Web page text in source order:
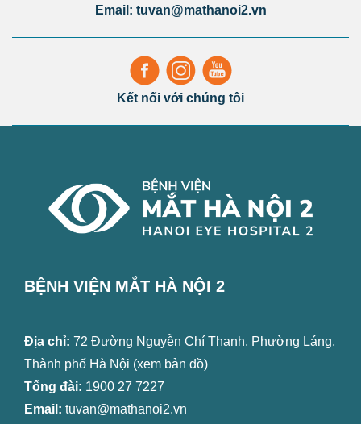
Email: tuvan@mathanoi2.vn
Kết nối với chúng tôi
BỆNH VIỆN MẮT HÀ NỘI 2
Địa chỉ: 72 Đường Nguyễn Chí Thanh, Phường Láng,
Thành phố Hà Nội (xem bản đồ)
Tổng đài: 1900 27 7227
Email: tuvan@mathanoi2.vn